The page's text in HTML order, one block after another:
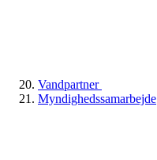
Vandpartner
Myndighedssamarbejde